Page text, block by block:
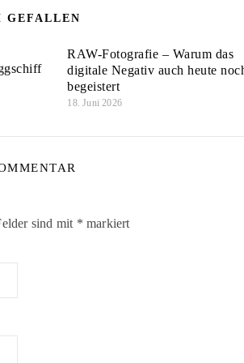
GEFALLEN
RAW-Fotografie – Warum das
digitale Negativ auch heute
begeistert
18. Juni 2026
sind mit * markiert